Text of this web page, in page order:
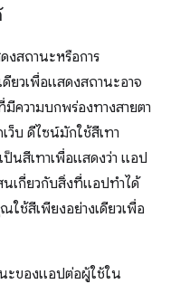
งสถานะหรือการ
ยวเพื่อแสดงสถานะอาจ
ความบกพร่องทางสายตา
ว็บ ดีไซน์มักใช้สีเทา
นสีเทาเพื่อแสดงว่า แอป
เกี่ยวกับสิ่งที่แอปทำได้
ช้สีเพียงอย่างเดียวเพื่อ
ะของแอปต่อผู้ใช้ใน